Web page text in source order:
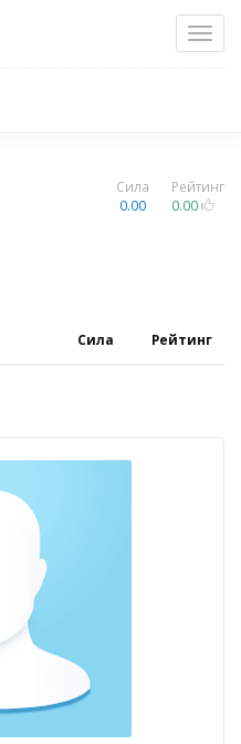
Рейтинг
0.00
Сила
0.00
Сила Рейтинг